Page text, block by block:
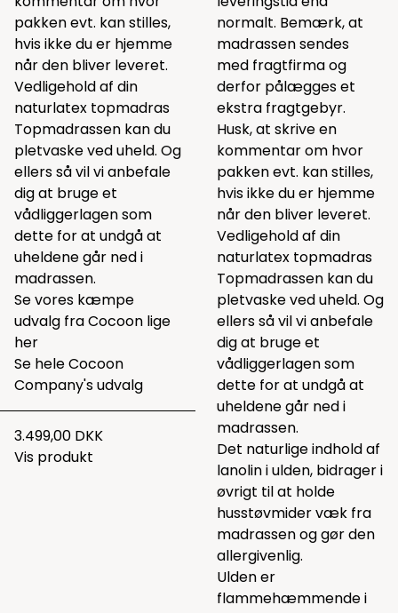
pakken evt. kan stilles,
hvis ikke du er hjemme
når den bliver leveret.
Vedligehold af din
naturlatex topmadras
Topmadrassen kan du
pletvaske ved uheld. Og
ellers så vil vi anbefale
dig at bruge et
vådliggerlagen som
dette for at undgå at
uheldene går ned i
madrassen.
Se vores kæmpe
udvalg fra Cocoon lige
her
Se heleCocoon
Company's udvalg
3.499,00 DKK
Vis produkt
normalt. Bemærk, at
madrassen sendes
med fragtfirma og
derfor pålægges et
ekstra fragtgebyr.
Husk, at skrive en
kommentar om hvor
pakken evt. kan stilles,
hvis ikke du er hjemme
når den bliver leveret.
Vedligehold af din
naturlatex topmadras
Topmadrassen kan du
pletvaske ved uheld. Og
ellers så vil vi anbefale
dig at bruge et
vådliggerlagen som
dette for at undgå at
uheldene går ned i
madrassen.
Det naturlige indhold af
lanolin i ulden, bidrager i
øvrigt til at holde
husstøvmider væk fra
madrassen og gør den
allergivenlig.
Ulden er
flammehæmmende i